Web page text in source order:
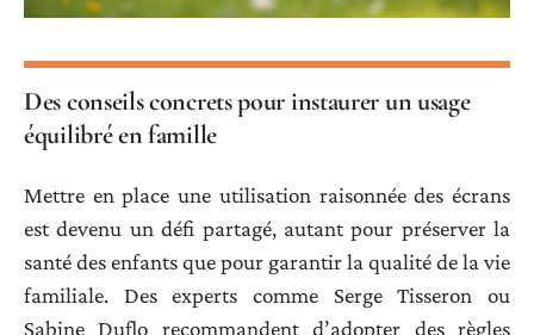
Des conseils concrets pour instaurer un usage
équilibré en famille
Mettre en place une utilisation raisonnée des écrans
est devenu un défi partagé, autant pour préserver la
santé des enfants que pour garantir la qualité de la vie
familiale. Des experts comme Serge Tisseron ou
Sabine Duflo recommandent d’adopter des règles